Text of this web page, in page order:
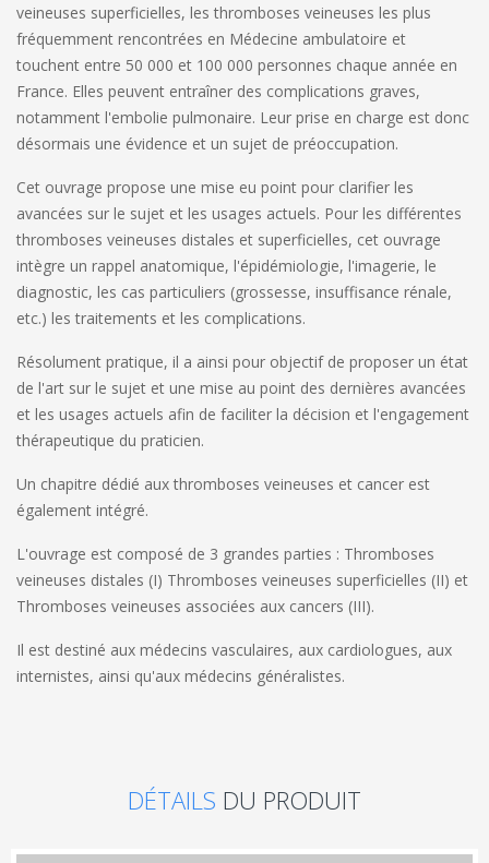
veineuses superficielles, les thromboses veineuses les plus
fréquemment rencontrées en Médecine ambulatoire et
touchent entre 50 000 et 100 000 personnes chaque année en
France. Elles peuvent entraîner des complications graves,
notamment l'embolie pulmonaire. Leur prise en charge est donc
désormais une évidence et un sujet de préoccupation.
Cet ouvrage propose une mise eu point pour clarifier les
avancées sur le sujet et les usages actuels. Pour les différentes
thromboses veineuses distales et superficielles, cet ouvrage
intègre un rappel anatomique, l'épidémiologie, l'imagerie, le
diagnostic, les cas particuliers (grossesse, insuffisance rénale,
etc.) les traitements et les complications.
Résolument pratique, il a ainsi pour objectif de proposer un état
de l'art sur le sujet et une mise au point des dernières avancées
et les usages actuels afin de faciliter la décision et l'engagement
thérapeutique du praticien.
Un chapitre dédié aux thromboses veineuses et cancer est
également intégré.
L'ouvrage est composé de 3 grandes parties : Thromboses
veineuses distales (I) Thromboses veineuses superficielles (II) et
Thromboses veineuses associées aux cancers (III).
Il est destiné aux médecins vasculaires, aux cardiologues, aux
internistes, ainsi qu'aux médecins généralistes.
DÉTAILS DU PRODUIT